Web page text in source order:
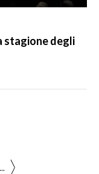
stagione degli
...